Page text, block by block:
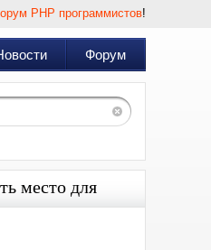
PHP программистов!
Форум
место для